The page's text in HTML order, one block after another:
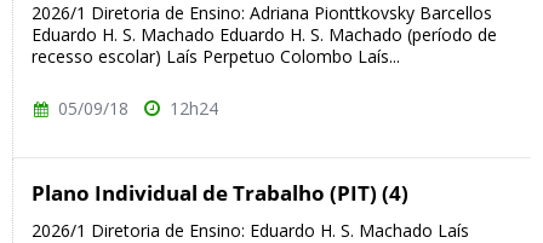
2026/1 Diretoria de Ensino: Adriana Pionttkovsky Barcellos
Eduardo H. S. Machado Eduardo H. S. Machado (período de
recesso escolar) Laís Perpetuo Colombo Laís...
05/09/18 12h24
Plano Individual de Trabalho (PIT) (4)
2026/1 Diretoria de Ensino: Eduardo H. S. Machado Laís